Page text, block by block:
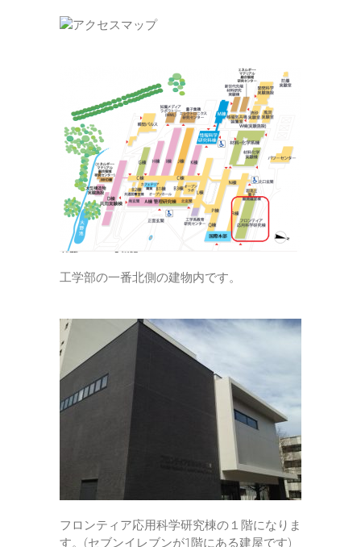
工学部の一番北側の建物内です。
フロンティア応用科学研究棟の１階になりま
す。(セブンイレブンが1階にある建屋です)